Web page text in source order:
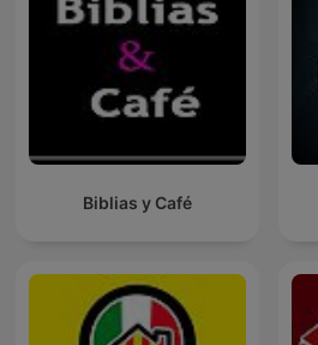
Biblias y Café